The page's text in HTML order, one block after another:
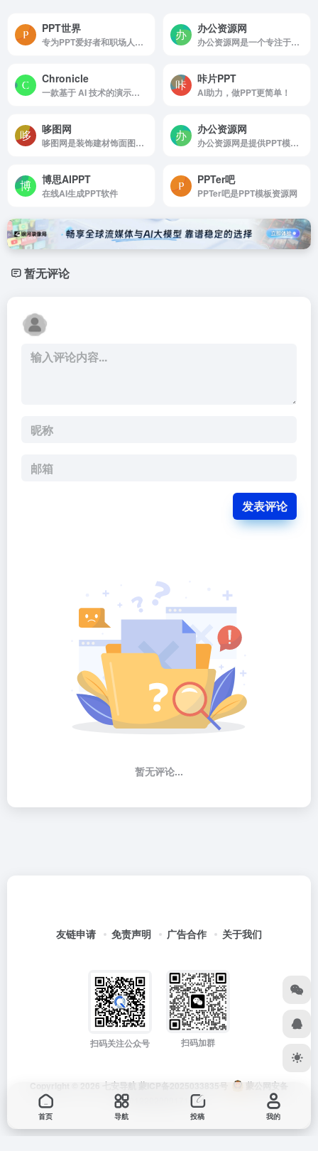
PPT世界
专为PPT爱好者和职场人打造的在线制作和分享平台
办公资源网
办公资源网是一个专注于提供...
Chronicle
一款基于 AI 技术的演示文稿制作工具，旨在帮助用户快速生成高质量的演示文稿
咔片PPT
AI助力，做PPT更简单！
哆图网
哆图网是装饰建材饰面图案下载
办公资源网
办公资源网是提供PPT模板、表格、图表等各类素材下载
博思AIPPT
在线AI生成PPT软件
PPTer吧
PPTer吧是PPT模板资源网
暂无评论
发表评论
暂无评论...
友链申请 免责声明 广告合作 关于我们
扫码关注公众号 扫码加群
Copyright © 2026 七安导航 蒙ICP备2025033835号
蒙公网安备
15012202000171号
首页 导航 投稿 我的